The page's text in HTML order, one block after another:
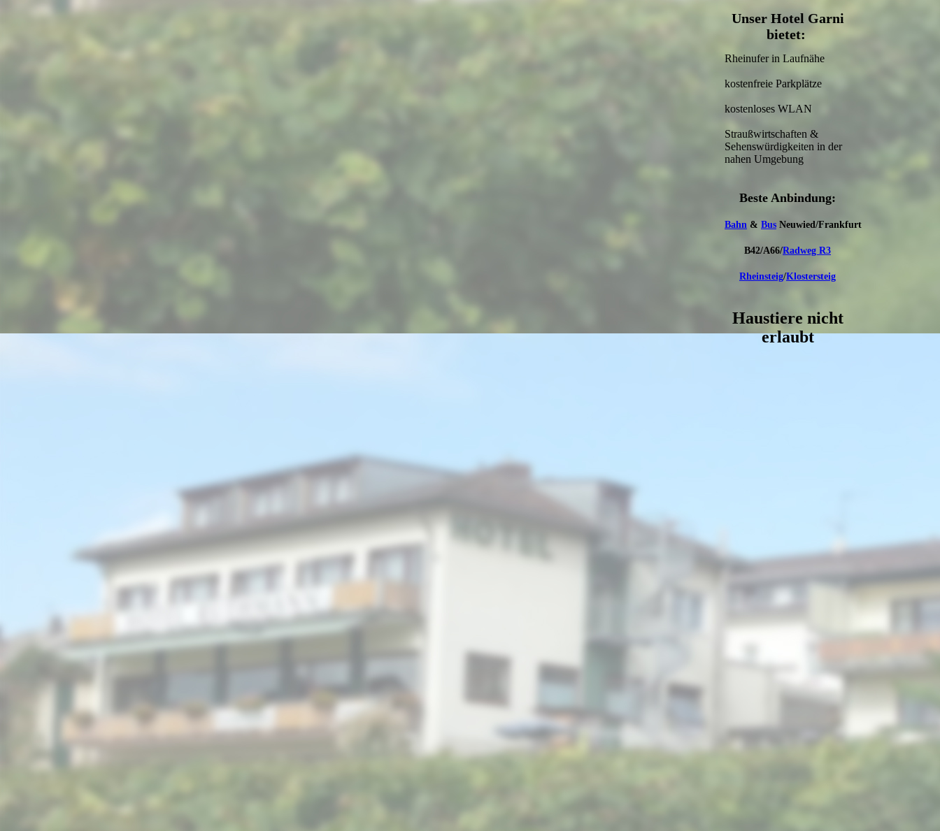
Balkon Blick
Unser Hotel Garni
bietet:
Rheinufer in Laufnähe
kostenfreie Parkplätze
kostenloses WLAN
Straußwirtschaften &
Sehenswürdigkeiten in der
nahen Umgebung
Beste An­bindung:
Bahn & Bus Neuwied/Frankfurt
B42/A66/Radweg R3
Rheinsteig/Klostersteig
Haustiere nicht
erlaubt